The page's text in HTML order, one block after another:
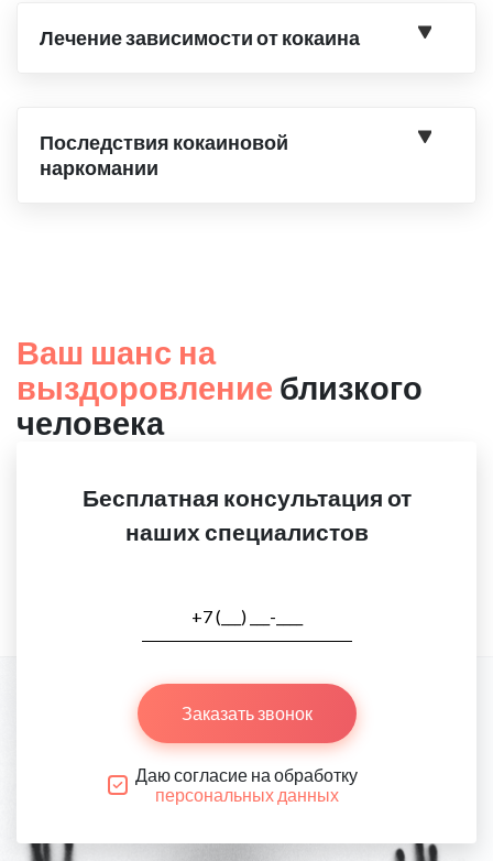
Лечение зависимости от кокаина
Последствия кокаиновой
наркомании
Ваш шанс на
выздоровление близкого
человека
Бесплатная консультация от
наших специалистов
Заказать звонок
Даю согласие на обработку
персональных данных